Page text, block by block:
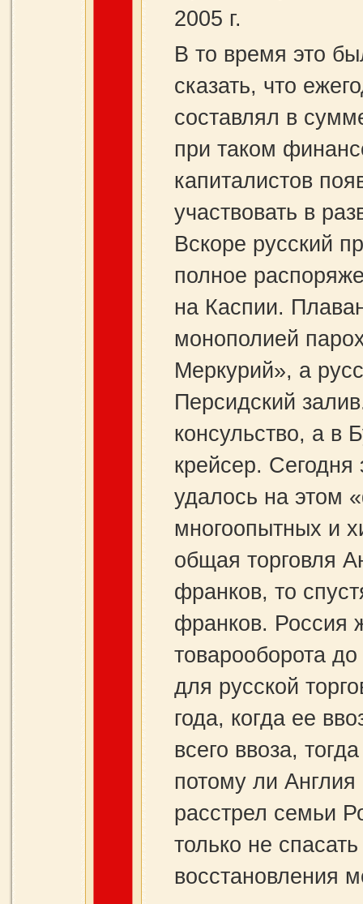
2005 г.
В то время это
сказать, что
составлял в
при таком
капиталистов
участвовать в
Вскоре русский
полное
на Каспии.
монополией
Меркурий», а
Персидский
консульство, а в
крейсер. Сегодня
удалось на этом
многоопытных и
общая торговля
франков, то
франков. Россия
товарооборота
для русской
года, когда ее
всего ввоза,
потому ли
расстрел семьи
только не
восстановления